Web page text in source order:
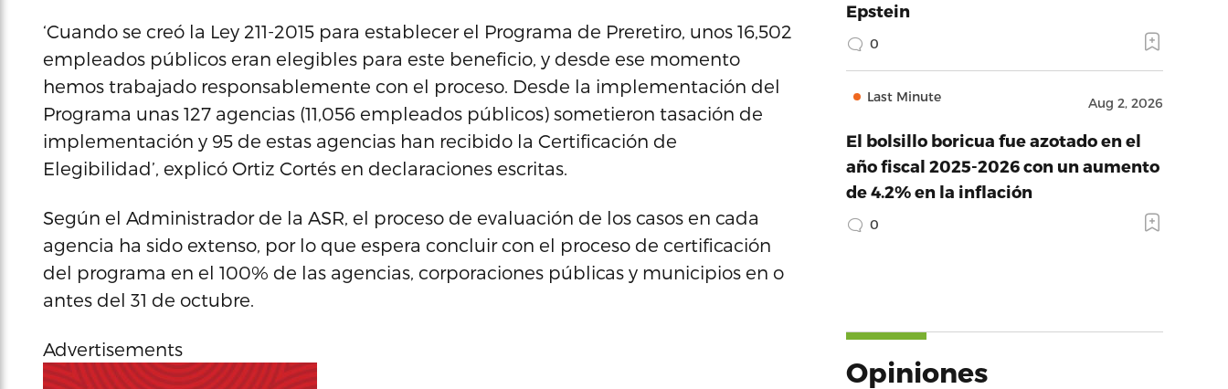
‘Cuando se creó la Ley 211-2015 para establecer el Programa de Preretiro, unos 16,502
empleados públicos eran elegibles para este beneficio, y desde ese momento
hemos trabajado responsablemente con el proceso. Desde la implementación del
Programa unas 127 agencias (11,056 empleados públicos) sometieron tasación de
implementación y 95 de estas agencias han recibido la Certificación de
Elegibilidad’, explicó Ortiz Cortés en declaraciones escritas.
Según el Administrador de la ASR, el proceso de evaluación de los casos en cada
agencia ha sido extenso, por lo que espera concluir con el proceso de certificación
del programa en el 100% de las agencias, corporaciones públicas y municipios en o
antes del 31 de octubre.
Advertisements
Epstein
0
Last Minute Aug 2, 2026
El bolsillo boricua fue azotado en el
año fiscal 2025-2026 con un aumento
de 4.2% en la inflación
0
Opiniones